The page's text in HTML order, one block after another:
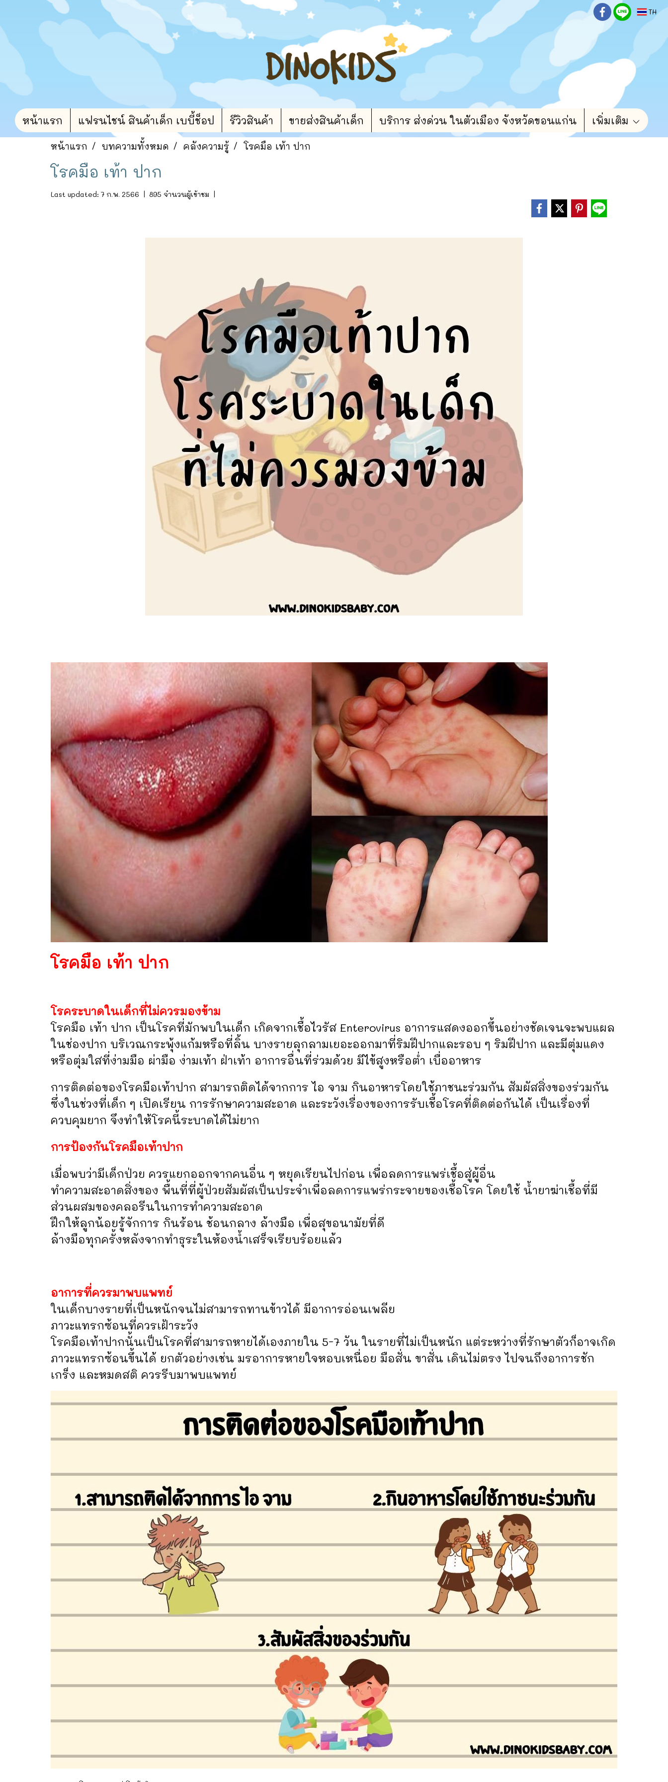
TH
หน้าแรก แฟรนไชน์ สินค้าเด็ก เบบี้ช็อป รีวิวสินค้า ขายส่งสินค้าเด็ก บริการ ส่งด่วน ในตัวเมือง จังหวัดขอนแก่น เพิ่มเติม
หน้าแรก บทความทั้งหมด คลังความรู้ โรคมือ เท้า ปาก
โรคมือ เท้า ปาก
Last updated: 7 ก.พ. 2566 | 895 จำนวนผู้เข้าชม |
โรคมือ เท้า ปาก
โรคระบาดในเด็กที่ไม่ควรมองข้าม
โรคมือ เท้า ปาก เป็นโรคที่มักพบในเด็ก เกิดจากเชื้อไวรัส Enterovirus อาการแสดงออกขึ้นอย่างชัดเจนจะพบแผล
ในช่องปาก บริเวณกระพุ้งแก้มหรือที่ลิ้น บางรายลุกลามเยอะออกมาที่ริมฝีปากและรอบ ๆ ริมฝีปาก และมีตุ่มแดง
หรือตุ่มใสที่ง่ามมือ ผ่ามือ ง่ามเท้า ฝ่าเท้า อาการอื่นที่ร่วมด้วย มีไข้สูงหรือต่ำ เบื่ออาหาร
การติดต่อของโรคมือเท้าปาก สามารถติดได้จากการ ไอ จาม กินอาหารโดยใช้ภาชนะร่วมกัน สัมผัสสิ่งของร่วมกัน
ซึ่งในช่วงที่เด็ก ๆ เปิดเรียน การรักษาความสะอาด และระวังเรื่องของการรับเชื้อโรคที่ติดต่อกันได้ เป็นเรื่องที่
ควบคุมยาก จึงทำให้โรคนี้ระบาดได้ไม่ยาก
การป้องกันโรคมือเท้าปาก
เมื่อพบว่ามีเด็กป่วย ควรแยกออกจากคนอื่น ๆ หยุดเรียนไปก่อน เพื่อลดการแพร่เชื้อสู่ผู้อื่น
ทำความสะอาดสิ่งของ พื้นที่ที่ผู้ป่วยสัมผัสเป็นประจำเพื่อลดการแพร่กระจายของเชื้อโรค โดยใช้ น้ำยาฆ่าเชื้อที่มี
ส่วนผสมของคลอรีนในการทำความสะอาด
ฝึกให้ลูกน้อยรู้จักการ กินร้อน ช้อนกลาง ล้างมือ เพื่อสุขอนามัยที่ดี
ล้างมือทุกครั้งหลังจากทำธุระในห้องน้ำเสร็จเรียบร้อยแล้ว
อาการที่ควรมาพบแพทย์
ในเด็กบางรายที่เป็นหนักจนไม่สามารถทานข้าวได้ มีอาการอ่อนเพลีย
ภาวะแทรกซ้อนที่ควรเฝ้าระวัง
โรคมือเท้าปากนั้นเป็นโรคที่สามารถหายได้เองภายใน 5-7 วัน ในรายที่ไม่เป็นหนัก แต่ระหว่างที่รักษาตัวก็อาจเกิด
ภาวะแทรกซ้อนขึ้นได้ ยกตัวอย่างเช่น มรอาการหายใจหอบเหนื่อย มือสั่น ขาสั่น เดินไม่ตรง ไปจนถึงอาการชัก
เกร็ง และหมดสติ ควรรีบมาพบแพทย์